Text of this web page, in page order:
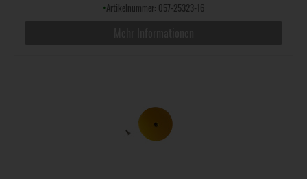
•Artikelnummer: 057-25323-16